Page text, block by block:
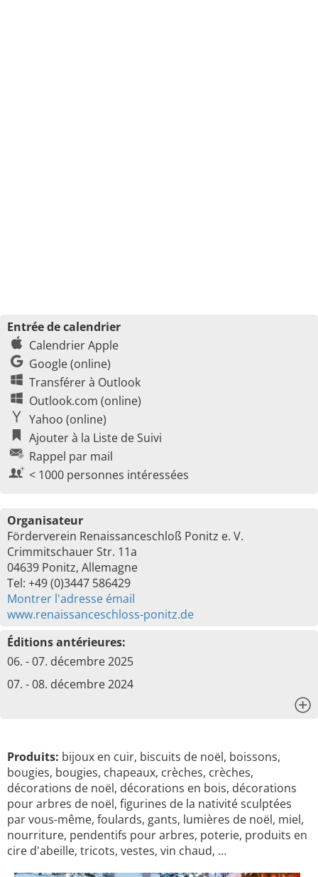
Entrée de calendrier
Calendrier Apple
Google (online)
Transférer à Outlook
Outlook.com (online)
Yahoo (online)
Ajouter à la Liste de Suivi
Rappel par mail
< 1000 personnes intéressées
Organisateur
Förderverein Renaissanceschloß Ponitz e. V.
Crimmitschauer Str. 11a
04639 Ponitz, Allemagne
Tel: +49 (0)3447 586429
Montrer l'adresse émail
www.renaissanceschloss-ponitz.de
Éditions antérieures:
06. - 07. décembre 2025
07. - 08. décembre 2024
Produits: bijoux en cuir, biscuits de noël, boissons,
bougies, bougies, chapeaux, crèches, crèches,
décorations de noël, décorations en bois, décorations
pour arbres de noël, figurines de la nativité sculptées
par vous-même, foulards, gants, lumières de noël, miel,
nourriture, pendentifs pour arbres, poterie, produits en
cire d'abeille, tricots, vestes, vin chaud, …